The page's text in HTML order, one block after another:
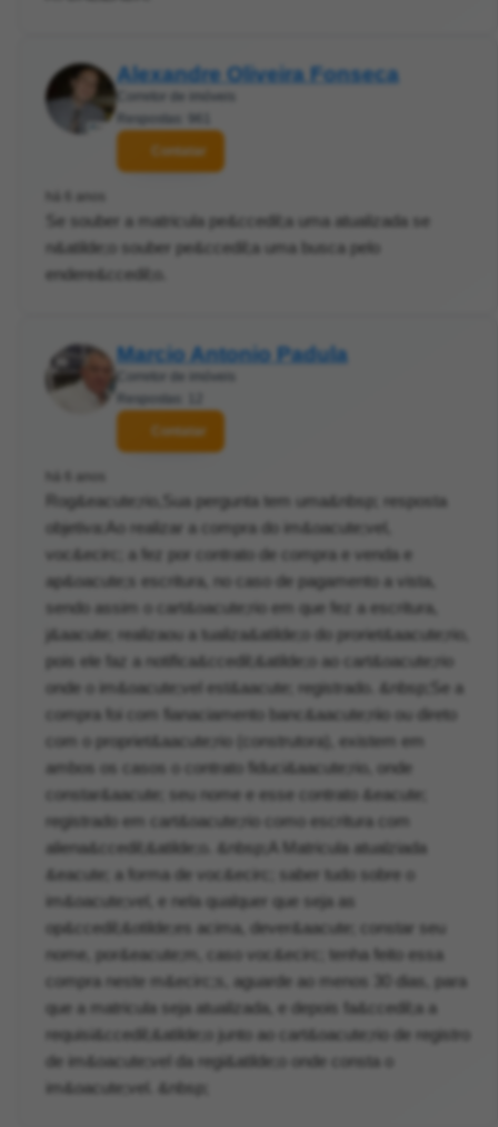
Alexandre Oliveira Fonseca
Contatar
Se souber a matricula pe&ccedil;a uma atualizada se
n&atilde;o souber pe&ccedil;a uma busca pelo
endere&ccedil;o.
Marcio Antonio Padula
Contatar
Rog&eacute;rio,Sua pergunta tem uma&nbsp; resposta
objetiva:Ao realizar a compra do im&oacute;vel,
voc&ecirc; a fez por contrato de compra e venda e
ap&oacute;s escritura, no caso de pagamento a vista,
sendo assim o cart&oacute;rio em que fez a escritura,
j&aacute; realizaou a tualiza&atilde;o do proriet&aacute;rio,
pois ele faz a notifica&ccedil;&atilde;o ao cart&oacute;rio
onde o im&oacute;vel est&aacute; registrado. &nbsp;Se a
compra foi com fianaciamento banc&aacute;riio ou direto
com o propriet&aacute;rio (construtora), existem em
ambos os casos o contrato fiduci&aacute;rio, onde
constar&aacute; seu nome e esse contrato &eacute;
registrado em cart&oacute;rio como escritura com
aliena&ccedil;&atilde;o. &nbsp;A Matricula atualziada
&eacute; a forma de voc&ecirc; saber tudo sobre o
im&oacute;vel, e nela qualquer que seja as
op&ccedil;&otilde;es acima, dever&aacute; constar seu
nome, por&eacute;m, caso voc&ecirc; tenha feito essa
compra neste m&ecirc;s, aguarde ao menos 30 dias, para
que a matricula seja atualizada, e depois fa&ccedil;a a
requisi&ccedil;&atilde;o junto ao cart&oacute;rio de registro
de im&oacute;vel da regi&atilde;o onde consta o
im&oacute;vel. &nbsp;